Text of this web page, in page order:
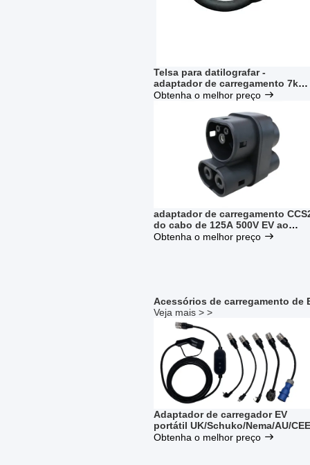
Telsa para datilografar -
adaptador de carregamento 7kW
do cabo de 2 EV para o tipo - o
Obtenha o melhor preço
adaptador de carregamento
do cabo de 125A 500V EV ao
preto do adaptador CCS1
Obtenha o melhor preço
Acessórios de carregamento de
Veja mais > >
Adaptador de carregador EV
portátil UK/Schuko/Nema/AU/CEE
Obtenha o melhor preço